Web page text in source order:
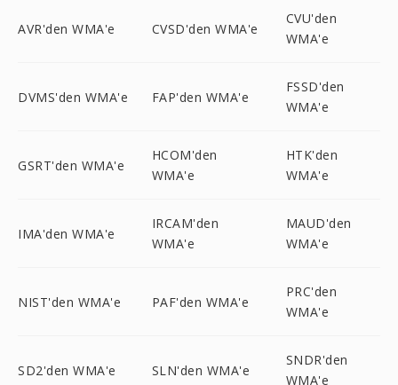
AVR'den WMA'e CVSD'den WMA'e
CVU'den
WMA'e
DVMS'den WMA'e FAP'den WMA'e
FSSD'den
WMA'e
GSRT'den WMA'e
HCOM'den
WMA'e
HTK'den
WMA'e
IMA'den WMA'e
IRCAM'den
WMA'e
MAUD'den
WMA'e
NIST'den WMA'e PAF'den WMA'e
PRC'den
WMA'e
SD2'den WMA'e SLN'den WMA'e
SNDR'den
WMA'e